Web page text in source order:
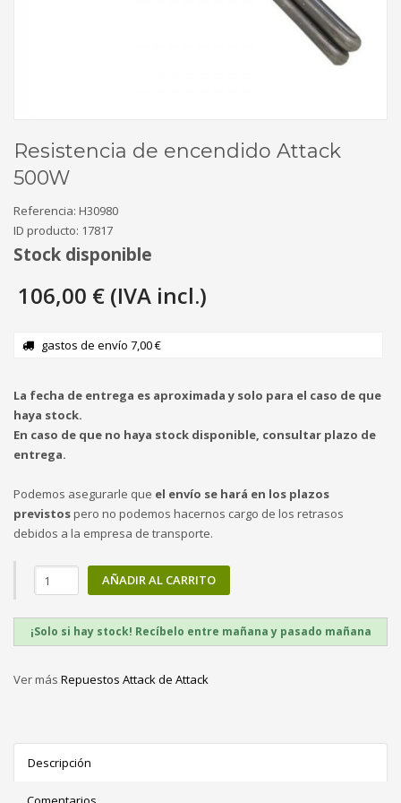
Resistencia de encendido Attack
500W
Referencia: H30980
ID producto: 17817
Stock disponible
106,00 € (IVA incl.)
gastos de envío 7,00 €
La fecha de entrega es aproximada y solo para el caso de que
haya stock.
En caso de que no haya stock disponible, consultar plazo de
entrega.
Podemos asegurarle que el envío se hará en los plazos
previstospero no podemos hacernos cargo de los retrasos
debidos a la empresa de transporte.
AÑADIR AL CARRITO
¡Solo si hay stock! Recíbelo entre mañana y pasado mañana
Ver más Repuestos Attack de Attack
Descripción